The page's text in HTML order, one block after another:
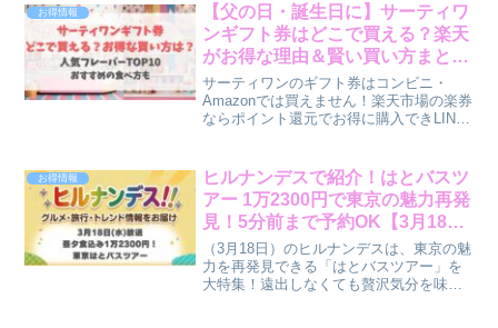
お得情報
【父の日・誕生日に】サーティワ
ンギフト券はどこで買える？楽天
がお得な理由＆賢い買い方まとめ
2026
サーティワンのギフト券はコンビニ・
Amazonでは買えません！楽天市場の楽券
ならポイント還元でお得に購入できLINE
TOP10も紹介♪
お得情報
ヒルナンデスで紹介！はとバスツ
アー 1万2300円で東京の魅力再発
見！5分前まで予約OK【3月18日
(水)放送】
（3月18日）のヒルナンデスは、東京の魅
力を再発見できる「はとバスツアー」を
大特集！遠出しなくても贅沢気分を味わ